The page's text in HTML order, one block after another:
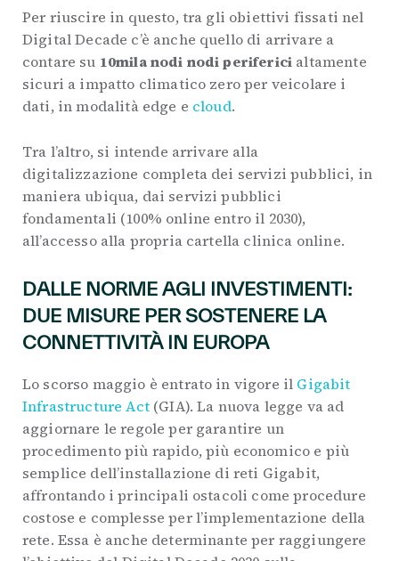
Per riuscire in questo, tra gli obiettivi fissati nel
Digital Decade c’è anche quello di arrivare a
contare su 10mila nodi nodi periferici altamente
sicuri a impatto climatico zero per veicolare i
dati, in modalità edge e cloud.
Tra l’altro, si intende arrivare alla
digitalizzazione completa dei servizi pubblici, in
maniera ubiqua, dai servizi pubblici
fondamentali (100% online entro il 2030),
all’accesso alla propria cartella clinica online.
DALLE NORME AGLI INVESTIMENTI:
DUE MISURE PER SOSTENERE LA
CONNETTIVITÀ IN EUROPA
Lo scorso maggio è entrato in vigore il Gigabit
Infrastructure Act(GIA). La nuova legge va ad
aggiornare le regole per garantire un
procedimento più rapido, più economico e più
semplice dell’installazione di reti Gigabit,
affrontando i principali ostacoli come procedure
costose e complesse per l’implementazione della
rete. Essa è anche determinante per raggiungere